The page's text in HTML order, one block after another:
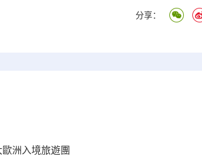
分享：
洲入境旅遊團